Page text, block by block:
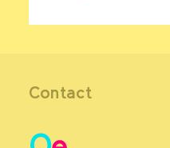
Contact